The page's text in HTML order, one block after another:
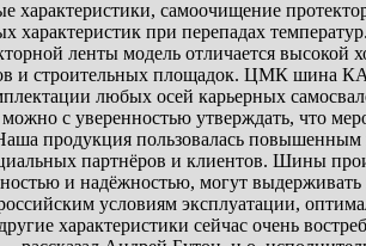
характеристики, самоочищение
характеристик при перепадах
ленты модель отличается высокой
и строительных площадок. ЦМК шина
любых осей карьерных
с уверенностью утверждать, что
продукция пользовалась повышенным
партнёров и клиентов. Шины
и надёжностью, могут выдерживать
условиям эксплуатации,
характеристики сейчас очень